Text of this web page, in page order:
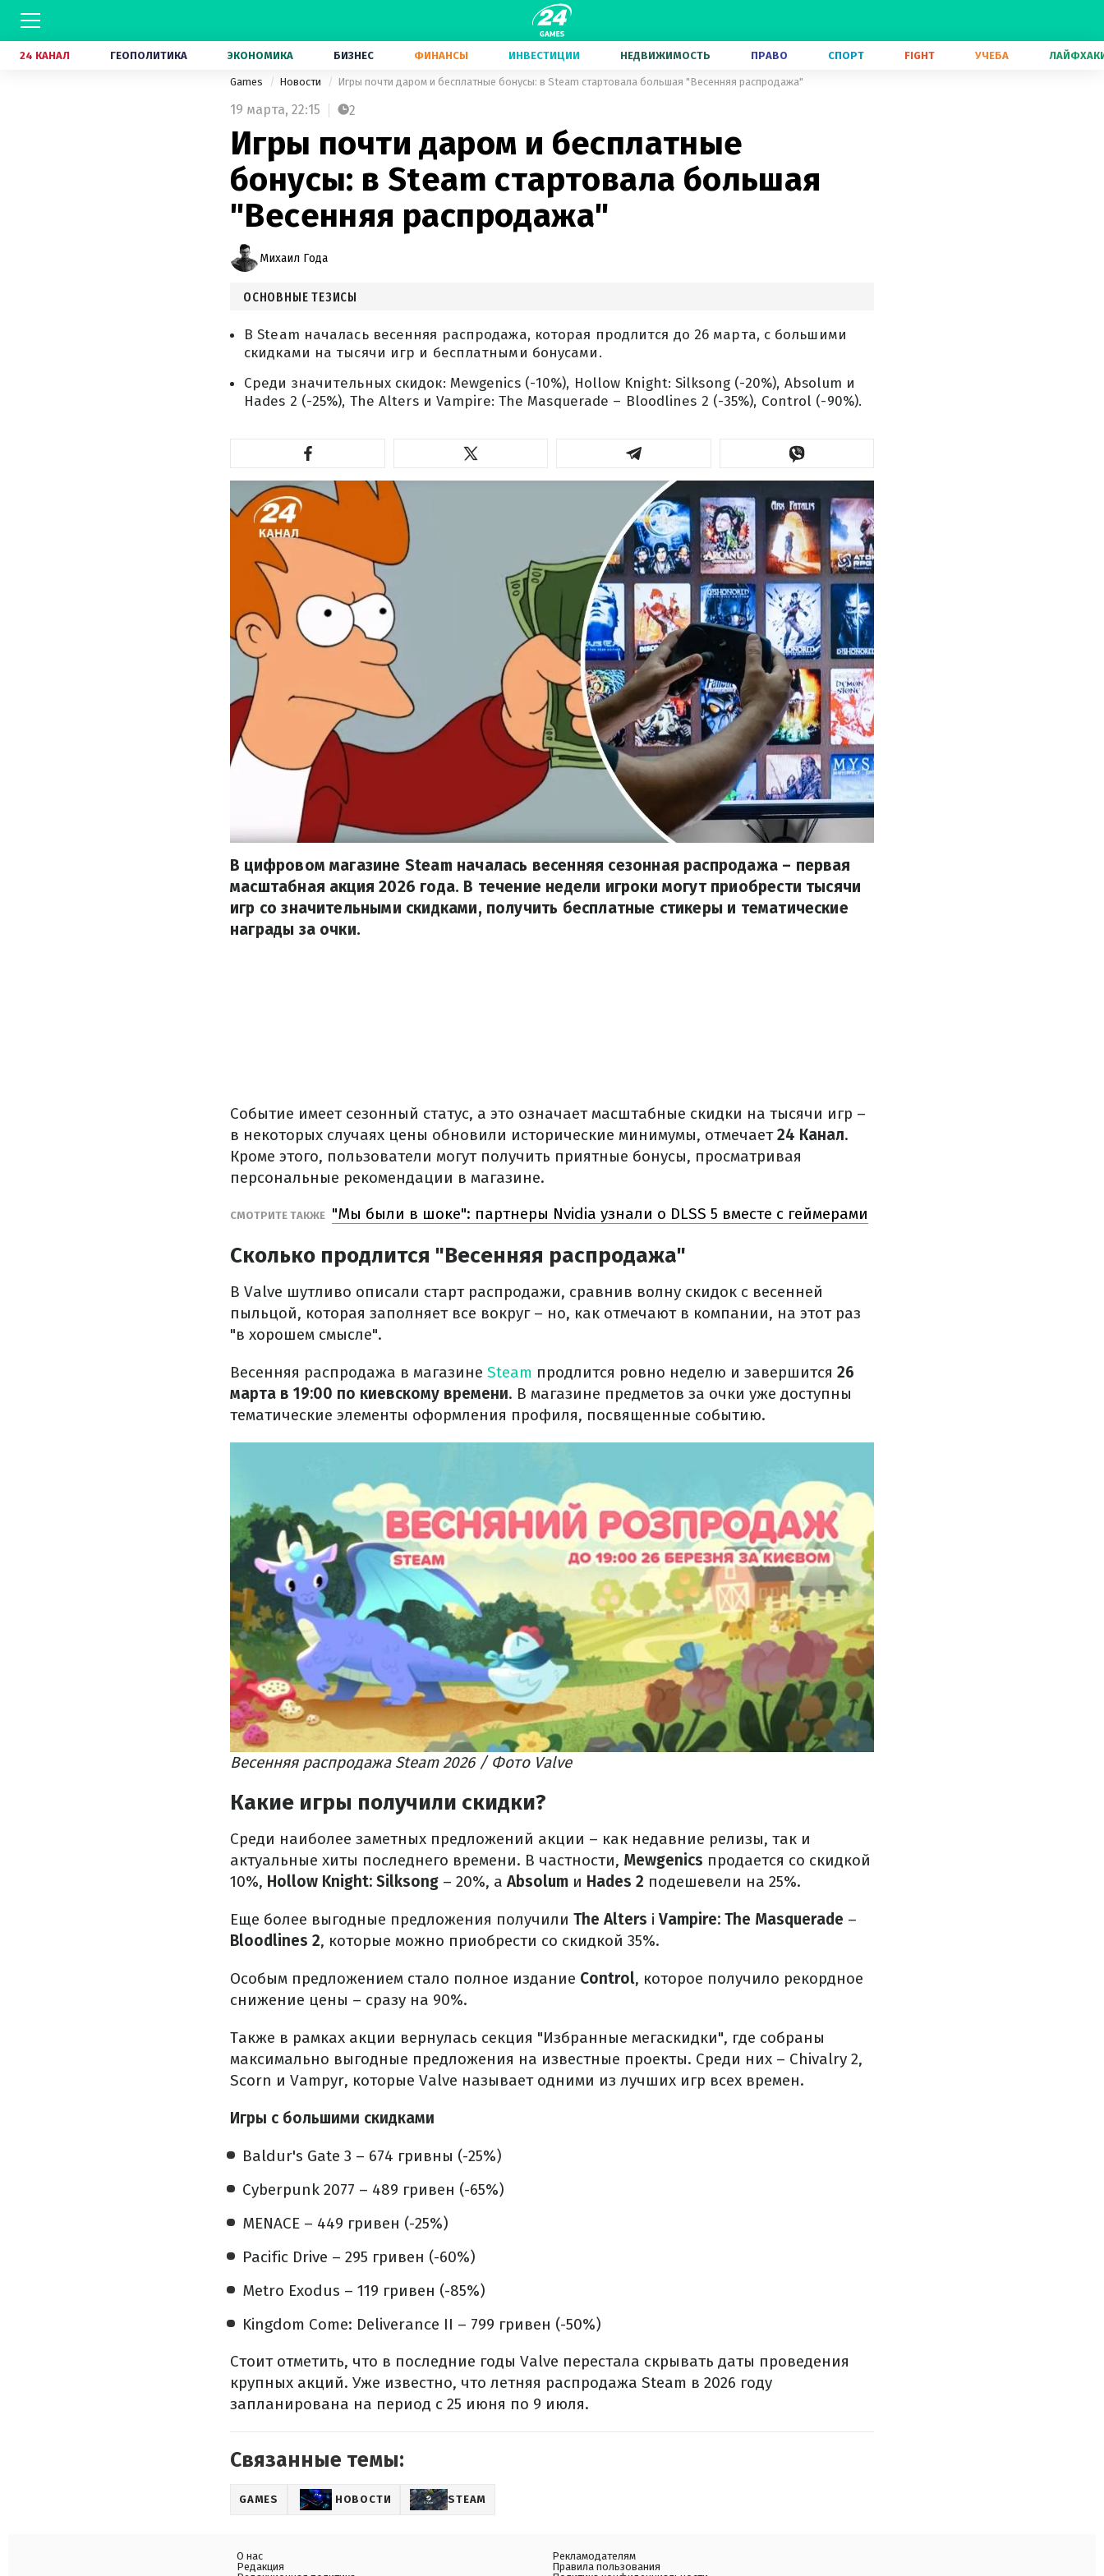
24 КАНАЛ ГЕОПОЛИТИКА ЭКОНОМИКА БИЗНЕС ФИНАНСЫ ИНВЕСТИЦИИ НЕДВИЖИМОСТЬ ПРАВО СПОРТ FIGHT УЧЕБА
Games Новости Игры почти даром и бесплатные бонусы: в Steam стартовала большая "Весенняя распродажа"
19 марта, 22:15 2
Игры почти даром и бесплатные
бонусы: в Steam стартовала большая
"Весенняя распродажа"
Михаил Года
ОСНОВНЫЕ ТЕЗИСЫ
В Steam началась весенняя распродажа, которая продлится до 26 марта, с большими
скидками на тысячи игр и бесплатными бонусами.
Среди значительных скидок: Mewgenics (-10%), Hollow Knight: Silksong (-20%), Absolum и
Hades 2 (-25%), The Alters и Vampire: The Masquerade – Bloodlines 2 (-35%), Control (-90%).
В цифровом магазине Steam началась весенняя сезонная распродажа – первая
масштабная акция 2026 года. В течение недели игроки могут приобрести тысячи
игр со значительными скидками, получить бесплатные стикеры и тематические
награды за очки.
Событие имеет сезонный статус, а это означает масштабные скидки на тысячи игр –
в некоторых случаях цены обновили исторические минимумы, отмечает24 Канал.
Кроме этого, пользователи могут получить приятные бонусы, просматривая
персональные рекомендации в магазине.
СМОТРИТЕ ТАКЖЕ "Мы были в шоке": партнеры Nvidia узнали о DLSS 5 вместе с геймерами
Сколько продлится "Весенняя распродажа"
В Valve шутливо описали старт распродажи, сравнив волну скидок с весенней
пыльцой, которая заполняет все вокруг – но, как отмечают в компании, на этот раз
"в хорошем смысле".
Весенняя распродажа в магазине Steam продлится ровно неделю и завершится 26
марта в 19:00 по киевскому времени. В магазине предметов за очки уже доступны
тематические элементы оформления профиля, посвященные событию.
Весенняя распродажа Steam 2026 / Фото Valve
Какие игры получили скидки?
Среди наиболее заметных предложений акции – как недавние релизы, так и
актуальные хиты последнего времени. В частности, Mewgenics продается со скидкой
10%, Hollow Knight: Silksong – 20%, а Absolum и Hades 2 подешевели на 25%.
Еще более выгодные предложения получили The Alters і Vampire: The Masquerade –
Bloodlines 2, которые можно приобрести со скидкой 35%.
Особым предложением стало полное издание Control, которое получило рекордное
снижение цены – сразу на 90%.
Также в рамках акции вернулась секция "Избранные мегаскидки", где собраны
максимально выгодные предложения на известные проекты. Среди них – Chivalry 2,
Scorn и Vampyr, которые Valve называет одними из лучших игр всех времен.
Игры с большими скидками
Baldur's Gate 3 – 674 гривны (-25%)
Cyberpunk 2077 – 489 гривен (-65%)
MENACE – 449 гривен (-25%)
Pacific Drive – 295 гривен (-60%)
Metro Exodus – 119 гривен (-85%)
Kingdom Come: Deliverance II – 799 гривен (-50%)
Стоит отметить, что в последние годы Valve перестала скрывать даты проведения
крупных акций. Уже известно, что летняя распродажа Steam в 2026 году
запланирована на период с 25 июня по 9 июля.
Связанные темы:
GAMES НОВОСТИ STEAM
О нас
Редакция
Рекламодателям
Правила пользования